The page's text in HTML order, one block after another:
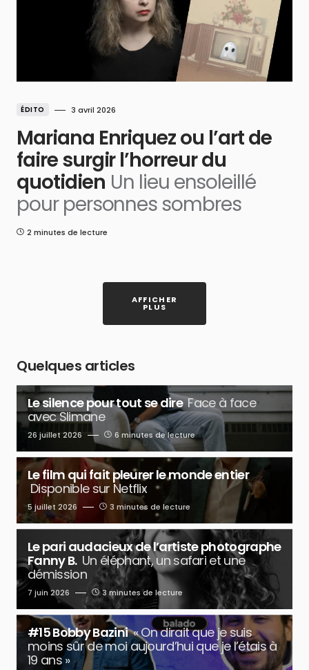
ÉDITO 3 avril 2026
Mariana Enriquez ou l’art de
faire surgir l’horreur du
quotidien Un lieu ensoleillé
pour personnes sombres
2 minutes de lecture
AFFICHER
PLUS
Quelques articles
Le silence pour tout se dire Face à face
avec Slimane
26 juillet 2026 6 minutes de lecture
Le film qui fait pleurer le monde entier
Disponible sur Netflix
5 juillet 2026 3 minutes de lecture
Le pari audacieux de l’artiste photographe
Fanny B. Un éléphant, un safari et une
démission
7 juin 2026 3 minutes de lecture
#15 Bobby Bazini « On dirait que je suis
moins sûr de moi aujourd’hui que je l’étais à
19 ans »